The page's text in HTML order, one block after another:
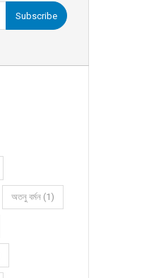
Subscribe
অতনু বর্মন (1)